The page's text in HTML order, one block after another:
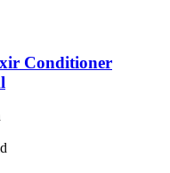
Conditioner